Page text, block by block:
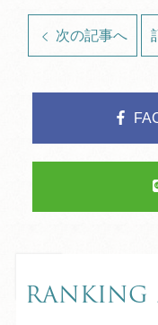
次の記事へ
RANKING